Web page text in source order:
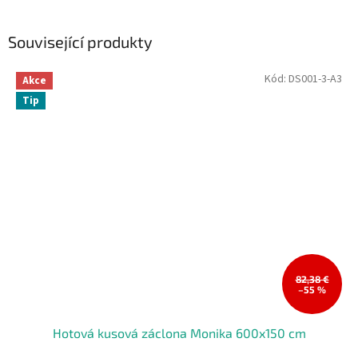
Související produkty
Akce
Tip
82,38 €
–55 %
Hotová kusová záclona Monika 600x150 cm
Kód: DS001-3-A3